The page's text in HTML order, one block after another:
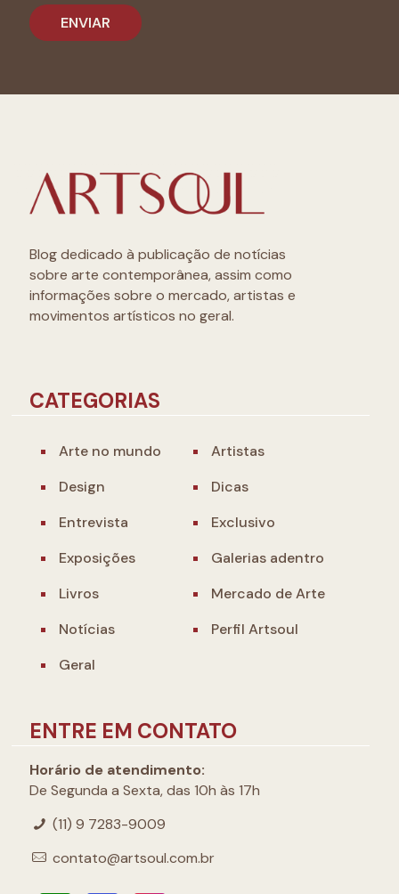
Blog dedicado à publicação de notícias
sobre arte contemporânea, assim como
informações sobre o mercado, artistas e
movimentos artísticos no geral.
CATEGORIAS
Arte no mundo
Artistas
Design
Dicas
Entrevista
Exclusivo
Exposições
Galerias adentro
Livros
Mercado de Arte
Notícias
Perfil Artsoul
Geral
ENTRE EM CONTATO
Horário de atendimento:
De Segunda a Sexta, das 10h às 17h
(11) 9 7283-9009
contato@artsoul.com.br